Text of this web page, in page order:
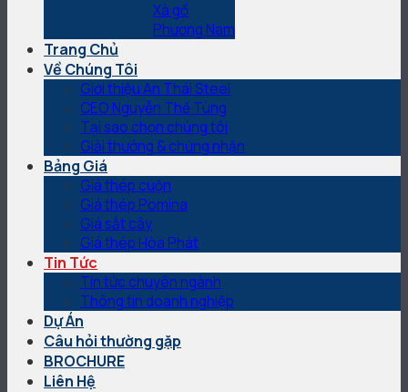
Xà gồ
Phương Nam
Trang Chủ
Về Chúng Tôi
Giới thiệu An Thái Steel
CEO Nguyễn Thế Tùng
Tại sao chọn chúng tôi
Giải thưởng & chứng nhận
Bảng Giá
Giá thép cuộn
Giá thép Pomina
Giá sắt cây
Giá thép Hòa Phát
Tin Tức
Tin tức chuyên ngành
Thông tin doanh nghiệp
Dự Án
Câu hỏi thường gặp
BROCHURE
Liên Hệ